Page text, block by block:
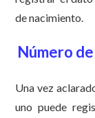
de nacimiento.
Número
Una vez
uno puede